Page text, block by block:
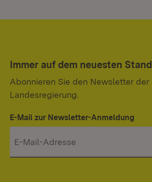
Immer auf dem neuesten Stand
Abonnieren Sie den Newsletter der
Landesregierung.
E-Mail zur Newsletter-Anmeldung